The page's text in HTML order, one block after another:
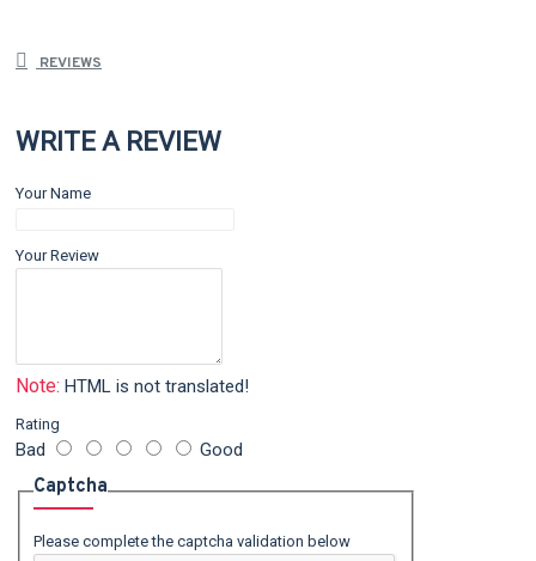
REVIEWS
WRITE A REVIEW
Your Name
Your Review
Note: HTML is not translated!
Rating
Bad Good
Captcha
Please complete the captcha validation below